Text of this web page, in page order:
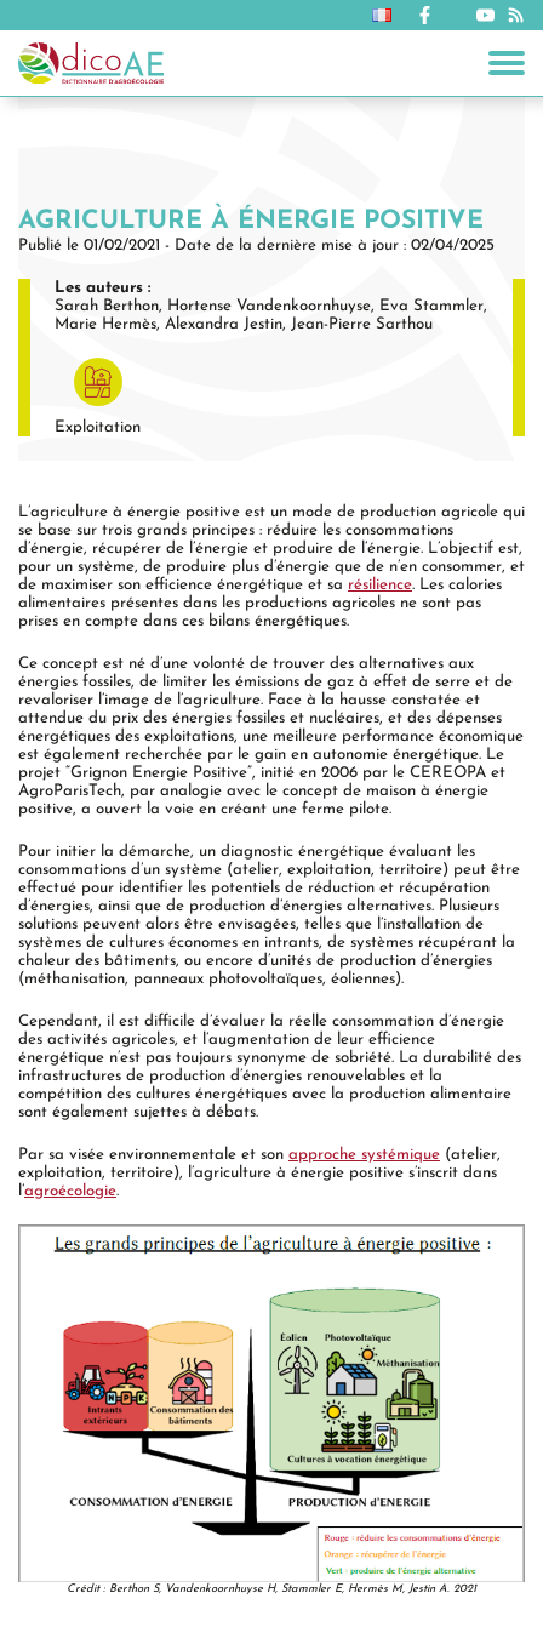
AGRICULTURE À ÉNERGIE POSITIVE
Publié le 01/02/2021 - Date de la dernière mise à jour : 02/04/2025
Les auteurs :
Sarah Berthon
Hortense Vandenkoornhuyse
Eva Stammler
Marie Hermès
Alexandra Jestin Jean-Pierre Sarthou
Exploitation
L’agriculture à énergie positive est un mode de production agricole qui
se base sur trois grands principes : réduire les consommations
d’énergie, récupérer de l’énergie et produire de l’énergie. L’objectif est,
pour un système, de produire plus d’énergie que de n’en consommer, et
de maximiser son efficience énergétique et sa résilience. Les calories
alimentaires présentes dans les productions agricoles ne sont pas
prises en compte dans ces bilans énergétiques.
Ce concept est né d’une volonté de trouver des alternatives aux
énergies fossiles, de limiter les émissions de gaz à effet de serre et de
revaloriser l’image de l’agriculture. Face à la hausse constatée et
attendue du prix des énergies fossiles et nucléaires, et des dépenses
énergétiques des exploitations, une meilleure performance économique
est également recherchée par le gain en autonomie énergétique. Le
projet “Grignon Energie Positive”, initié en 2006 par le CEREOPA et
AgroParisTech, par analogie avec le concept de maison à énergie
positive, a ouvert la voie en créant une ferme pilote.
Pour initier la démarche, un diagnostic énergétique évaluant les
consommations d’un système (atelier, exploitation, territoire) peut être
effectué pour identifier les potentiels de réduction et récupération
d’énergies, ainsi que de production d’énergies alternatives. Plusieurs
solutions peuvent alors être envisagées, telles que l’installation de
systèmes de cultures économes en intrants, de systèmes récupérant la
chaleur des bâtiments, ou encore d’unités de production d’énergies
(méthanisation, panneaux photovoltaïques, éoliennes).
Cependant, il est difficile d’évaluer la réelle consommation d’énergie
des activités agricoles, et l’augmentation de leur efficience
énergétique n’est pas toujours synonyme de sobriété. La durabilité des
infrastructures de production d’énergies renouvelables et la
compétition des cultures énergétiques avec la production alimentaire
sont également sujettes à débats.
Par sa visée environnementale et son approche systémique (atelier,
exploitation, territoire), l’agriculture à énergie positive s’inscrit dans
l’agroécologie.
Crédit : Berthon S, Vandenkoornhuyse H, Stammler E, Hermès M, Jestin A. 2021